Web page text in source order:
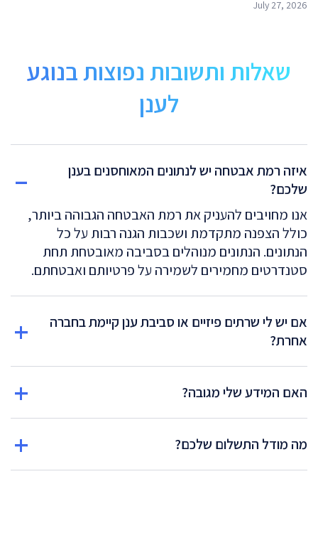
July 27, 2026
שאלות ותשובות נפוצות בנוגע
לענן
איזה רמת אבטחה יש לנתונים המאוחסנים בענן
שלכם?
אנו מחויבים להעניק את רמת האבטחה הגבוהה ביותר,
כולל הצפנה מתקדמת ושכבות הגנה רבות על כל
הנתונים. הנתונים מנוהלים בסביבה מאובטחת תחת
סטנדרטים מחמירים לשמירה על פרטיותם ואבטחתם.
אם יש לי שרתים פיזיים או סביבת ענן קיימת בחברה
אחרת?
האם המידע שלי מגובה?
מה מודל התשלום שלכם?